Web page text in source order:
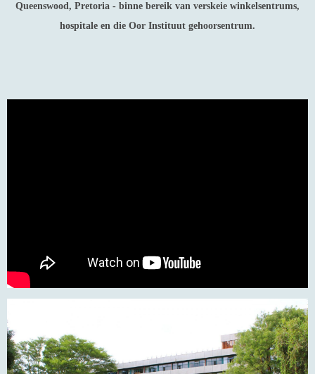
Queenswood, Pretoria - binne bereik van verskeie winkelsentrums,
hospitale en die Oor Instituut gehoorsentrum.